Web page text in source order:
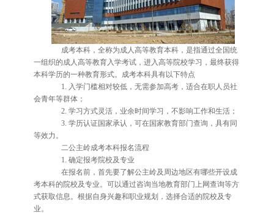
成考本科，全称为成人高等教育本科，是指通过全国统
一组织的成人高等教育入学考试，进入高等院校学习，最终获得
本科学历的一种教育形式。成考本科具有以下特点
1. 入学门槛相对较低，无需参加高考，适合在职人员社
会青年等群体；
2. 学习方式灵活，业余时间学习，不影响工作和生活；
3. 学历认证国家承认，可在国家教育部门查询，具有同
等效力。
二公主岭成考本科报名流程
1. 确定报考院校及专业
在报名前，首先要了解公主岭及周边地区有哪些开设成
考本科的院校及专业。可以通过咨询当地教育部门上网查询等方
式获取信息。根据自身兴趣和职业规划，选择合适的院校及专
业。